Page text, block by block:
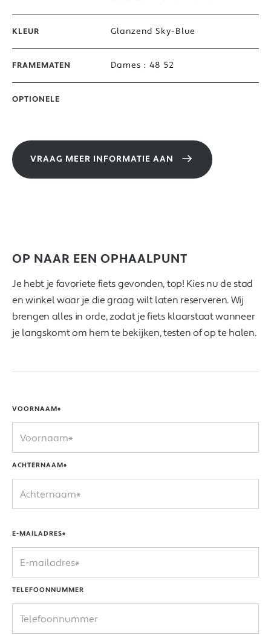
KLEUR Glanzend Sky-Blue
FRAMEMATEN Dames : 48 52
OPTIONELE
VRAAG MEER INFORMATIE AAN
OP NAAR EEN OPHAALPUNT
Je hebt je favoriete fiets gevonden, top! Kies nu de stad
en winkel waar je die graag wilt laten reserveren. Wij
brengen alles in orde, zodat je fiets klaarstaat wanneer
je langskomt om hem te bekijken, testen of op te halen.
VOORNAAM*
ACHTERNAAM*
E-MAILADRES*
TELEFOONNUMMER